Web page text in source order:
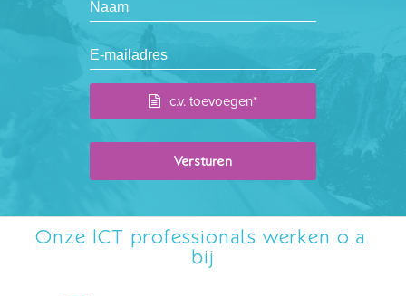
c.v. toevoegen*
Onze ICT professionals werken o.a.
bij